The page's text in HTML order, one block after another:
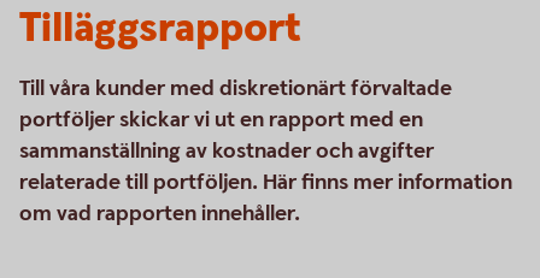
Tilläggsrapport
Till våra kunder med diskretionärt förvaltade
portföljer skickar vi ut en rapport med en
sammanställning av kostnader och avgifter
relaterade till portföljen. Här finns mer information
om vad rapporten innehåller.